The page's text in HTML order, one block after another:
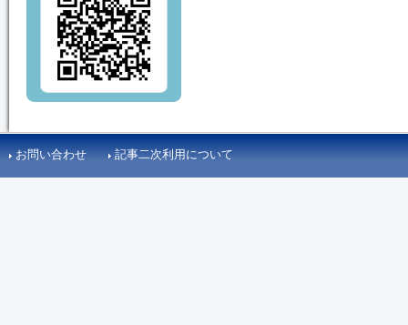
お問い合わせ 記事二次利用について